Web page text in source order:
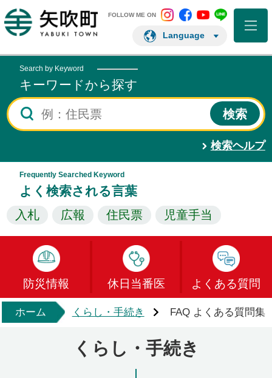
矢吹町ホームページ
FOLLOW ME ON 矢吹町 Instagram
矢吹町矢吹町矢吹町
Language
Search by Keyword
キーワードから探す
検索ヘルプ
Frequently Searched Keyword
よく検索される言葉
入札 広報 住民票 児童手当
防災情報 休日当番医 よくある質問
ホーム くらし・手続き FAQ よくある質問集
くらし・手続き